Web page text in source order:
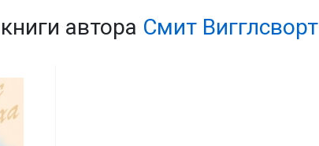
автора Смит Вигглсворт